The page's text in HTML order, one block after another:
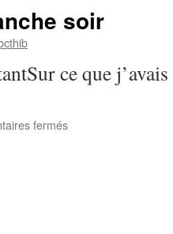
soir
ce que
ferméssur